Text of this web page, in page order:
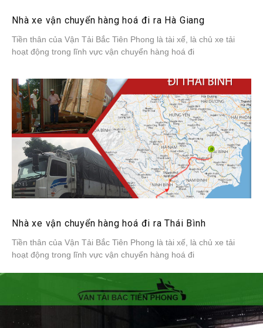
Nhà xe vận chuyển hàng hoá đi ra Hà Giang
Tiền thân của Vận Tải Bắc Tiên Phong là tài xế, là chủ xe tải
hoạt động trong lĩnh vực vận chuyển hàng hoá đi
Nhà xe vận chuyển hàng hoá đi ra Thái Bình
Tiền thân của Vận Tải Bắc Tiên Phong là tài xế, là chủ xe tải
hoạt động trong lĩnh vực vận chuyển hàng hoá đi